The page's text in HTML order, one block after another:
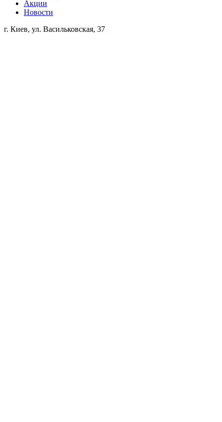
Акции
Новости
г. Киев, ул. Васильковская, 37